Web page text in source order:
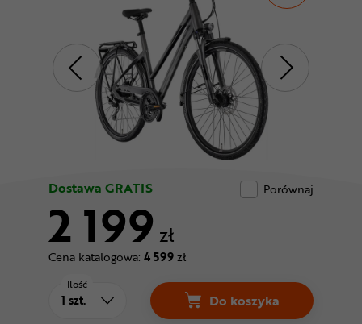
Superoferta
Dostawa GRATIS Porównaj
2 199 zł
Cena katalogowa: 4 599zł
Ilość
Do koszyka